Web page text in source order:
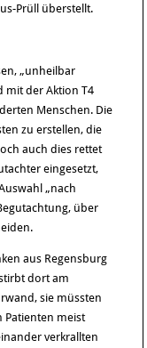
Prüll überstellt.
„unheilbar
mit der Aktion T4
Menschen. Die
zu erstellen, die
auch dies rettet
eingesetzt,
„nach
über
aus Regensburg
dort am
sie müssten
Patienten meist
verkrallten